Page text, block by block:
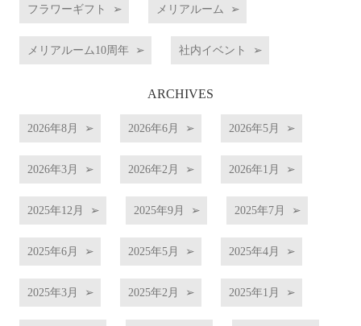
フラワーギフト メリアルーム
メリアルーム10周年 社内イベント
ARCHIVES
2026年8月 2026年6月 2026年5月
2026年3月 2026年2月 2026年1月
2025年12月 2025年9月 2025年7月
2025年6月 2025年5月 2025年4月
2025年3月 2025年2月 2025年1月